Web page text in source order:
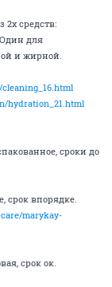
2х средств:
для
и жирной.
hydration_21.html
сроки до
срок впорядке.
marykay-
срок ок.